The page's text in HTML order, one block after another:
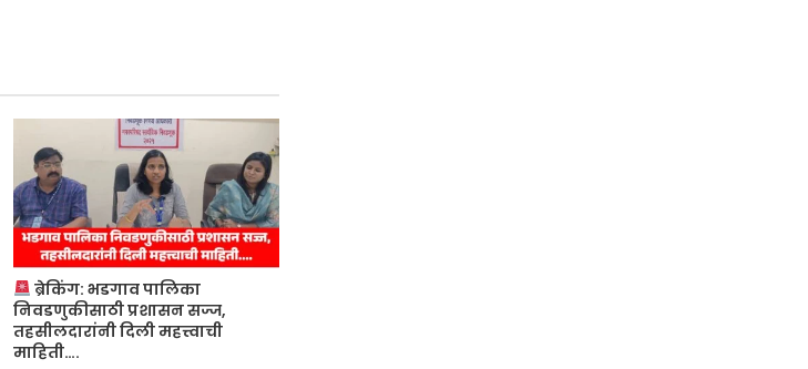
ब्रेकिंग: भडगाव पालिका
निवडणुकीसाठी प्रशासन सज्ज,
तहसीलदारांनी दिली महत्त्वाची
माहिती….